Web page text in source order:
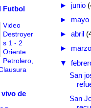
Futbol
Video
Destroyer
s 1 - 2
Oriente
Petrolero,
vivo de
► junio
► mayo
► abril
►
▼
San
San